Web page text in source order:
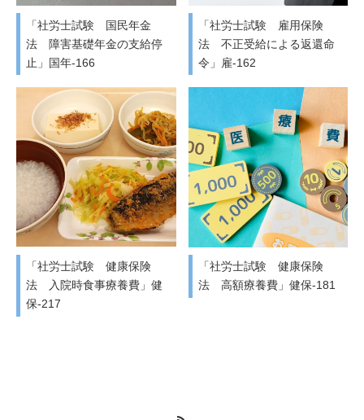
「社労士試験 国民年金
法 障害基礎年金の支給停
止」国年-166
「社労士試験 雇用保険
法 不正受給による返還命
令」雇-162
「社労士試験 健康保険
法 入院時食事療養費」健
保-217
「社労士試験 健康保険
法 高額療養費」健保-181